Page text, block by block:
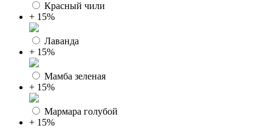
Красный чили
+ 15%
Лаванда
+ 15%
Мамба зеленая
+ 15%
Мармара голубой
+ 15%